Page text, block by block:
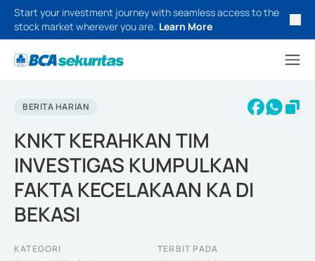
Start your investment journey with seamless access to the
stock market wherever you are. Learn More
BERITA HARIAN
KNKT KERAHKAN TIM
INVESTIGAS KUMPULKAN
FAKTA KECELAKAAN KA DI
BEKASI
KATEGORI TERBIT PADA